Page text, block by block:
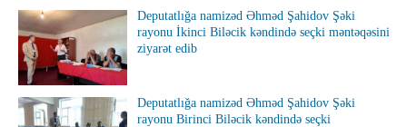
Deputatlığa namizəd Əhməd Şahidov Şəki
rayonu İkinci Biləcik kəndində seçki məntəqəsini
ziyarət edib
Deputatlığa namizəd Əhməd Şahidov Şəki
rayonu Birinci Biləcik kəndində seçki